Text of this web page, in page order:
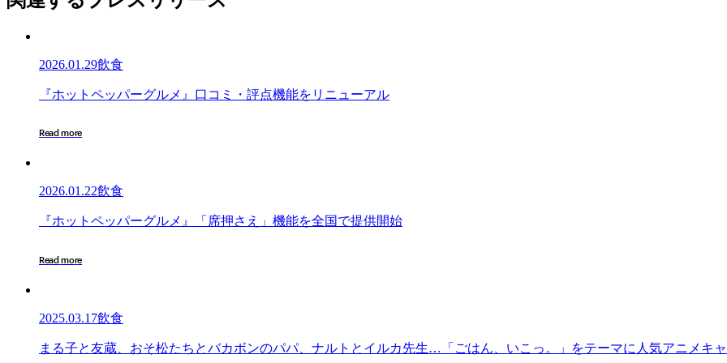
2026.01.29飲食
『ホ
ト
ー
グ
ル
口
評
機
『ホッ ト ペッパーグル メ 』 口 コ ミ ・ 評点機能を リ ニ ュ ーアル
Read more
2026.01.22飲食
『ホ
ト
ー
グ
ル
『ホッ ト ペッパーグルメ 』 「 席押さ え 」 機能を全国で提供開始
Read more
2025.03.17飲食
ま
ま る子と友蔵 おそ松たち とバカボンのパパ、 ナル ト と イ ルカ先生… 「 ごはん いこ っ 。 」 をテーマに 人 気アニ メ キ ャ